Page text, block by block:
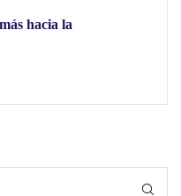
hacia la